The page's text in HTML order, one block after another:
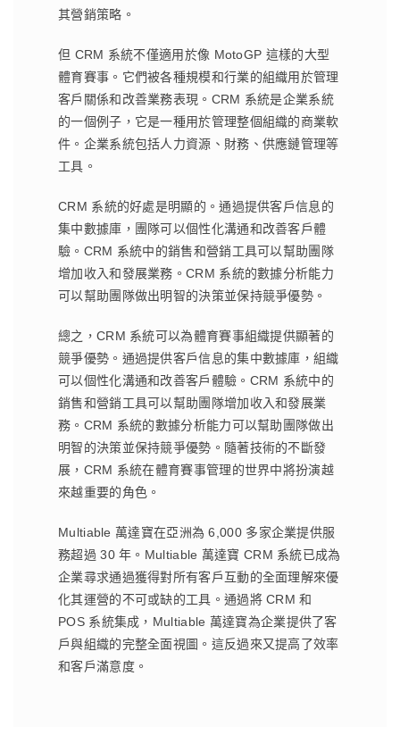
其營銷策略。
但 CRM 系統不僅適用於像 MotoGP 這樣的大型
體育賽事。它們被各種規模和行業的組織用於管理
客戶關係和改善業務表現。CRM 系統是企業系統
的一個例子，它是一種用於管理整個組織的商業軟
件。企業系統包括人力資源、財務、供應鏈管理等
工具。
CRM 系統的好處是明顯的。通過提供客戶信息的
集中數據庫，團隊可以個性化溝通和改善客戶體
驗。CRM 系統中的銷售和營銷工具可以幫助團隊
增加收入和發展業務。CRM 系統的數據分析能力
可以幫助團隊做出明智的決策並保持競爭優勢。
總之，CRM 系統可以為體育賽事組織提供顯著的
競爭優勢。通過提供客戶信息的集中數據庫，組織
可以個性化溝通和改善客戶體驗。CRM 系統中的
銷售和營銷工具可以幫助團隊增加收入和發展業
務。CRM 系統的數據分析能力可以幫助團隊做出
明智的決策並保持競爭優勢。隨著技術的不斷發
展，CRM 系統在體育賽事管理的世界中將扮演越
來越重要的角色。
Multiable 萬達寶在亞洲為 6,000 多家企業提供服
務超過 30 年。Multiable 萬達寶 CRM 系統已成為
企業尋求通過獲得對所有客戶互動的全面理解來優
化其運營的不可或缺的工具。通過將 CRM 和
POS 系統集成，Multiable 萬達寶為企業提供了客
戶與組織的完整全面視圖。這反過來又提高了效率
和客戶滿意度。